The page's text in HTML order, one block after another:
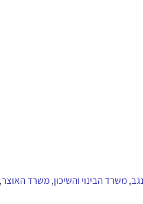
,משרד הבינוי והשיכון,משרד האוצר,